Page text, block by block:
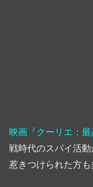
映画『クーリエ：最
戦時代のスパイ活
惹きつけられた方も